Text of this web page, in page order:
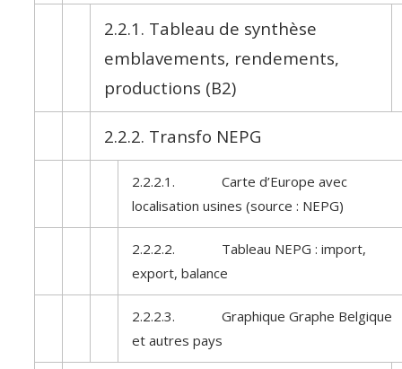
2.2.1. Tableau de synthèse
emblavements, rendements,
productions (B2)
2.2.2. Transfo NEPG
2.2.2.1. Carte d’Europe avec
localisation usines (source : NEPG)
2.2.2.2. Tableau NEPG : import,
export, balance
2.2.2.3. Graphique Graphe Belgique
et autres pays